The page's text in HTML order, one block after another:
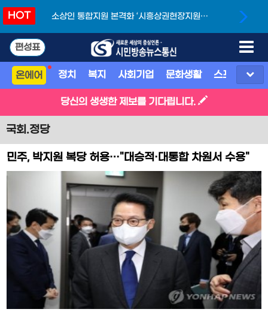
HOT
소상인 통합지원 본격화 ‘시흥상권현장지원단’
편성표
온에어 정치 복지 사회기업 문화생활 스포츠 지
당신의 생생한 제보를 기다립니다.
국회.정당
민주, 박지원 복당 허용…"대승적·대통합 차원서 수용"
(종합)